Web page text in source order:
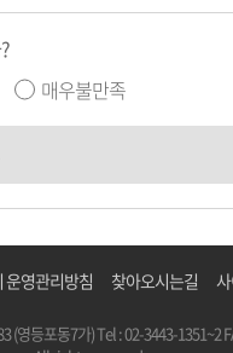
매우불만족
운영관리방침 찾아오시는길
(영등포동7가)Tel :02-3443-1351~2